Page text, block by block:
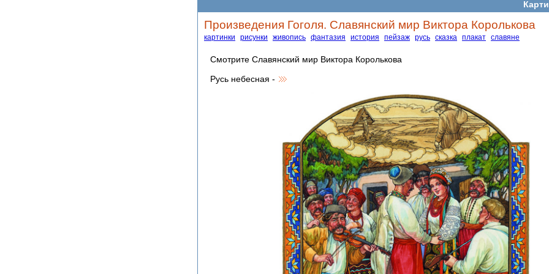
Произведения Гоголя. Славянский мир Виктора Королькова
картинки рисунки живопись фантазия история пейзаж русь сказка плакат славяне
Смотрите Славянский мир Виктора Королькова
Русь небесная -